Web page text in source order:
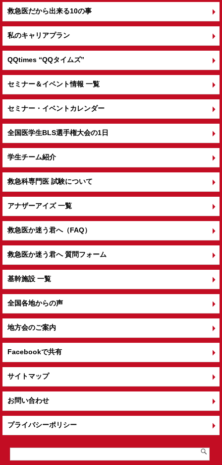
救急医だから出来る10の事
私のキャリアプラン
QQtimes “QQタイムズ”
セミナー＆イベント情報 一覧
セミナー・イベントカレンダー
全国医学生BLS選手権大会の1日
学生チーム紹介
救急科専門医 試験について
アナザーアイズ 一覧
救急医か迷う君へ（FAQ）
救急医か迷う君へ 質問フォーム
基幹施設 一覧
全国各地からの声
地方会のご案内
Facebookで共有
サイトマップ
お問い合わせ
プライバシーポリシー